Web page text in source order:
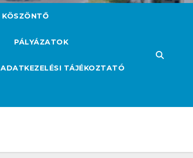
KÖSZÖNTŐ
PÁLYÁZATOK
ADATKEZELÉSI TÁJÉKOZTATÓ